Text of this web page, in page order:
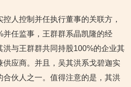
人控制并任执行董事的关联方，
并任监事，王群群系晶凯隆的经
洪与王群群共同持股100%的企业其
供应商。并且，吴其洪系戈碧迦实
合伙人之一。值得注意的是，其洪